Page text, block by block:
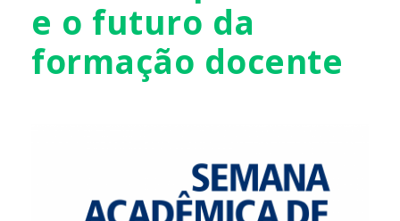
e o futuro da
formação docente